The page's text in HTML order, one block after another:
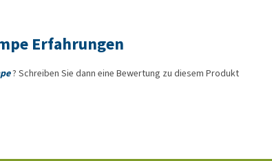
Erfahrungen
? Schreiben Sie dann eine Bewertung zu diesem Produkt